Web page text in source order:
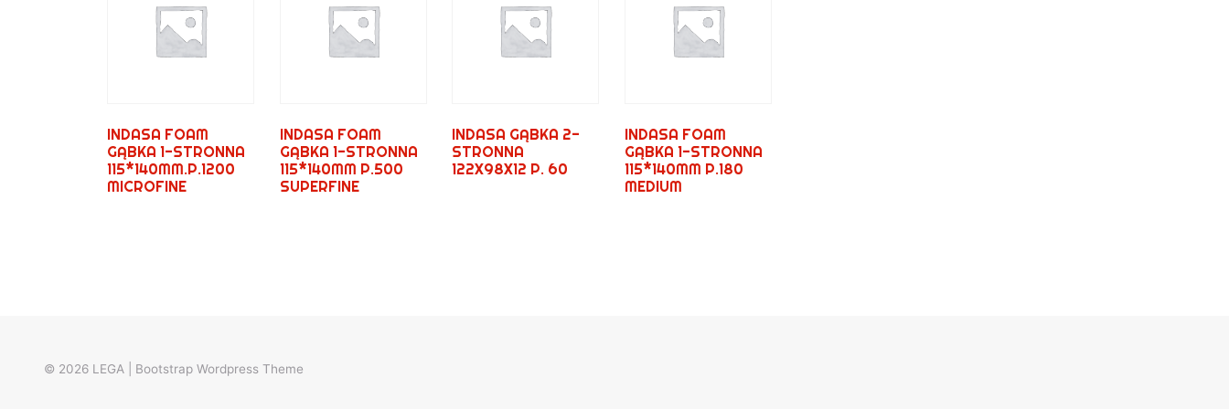
INDASA FOAM
GĄBKA 1-STRONNA
115*140MM.P.1200
MICROFINE
INDASA FOAM
GĄBKA 1-STRONNA
115*140MM P.500
SUPERFINE
INDASA GĄBKA 2-
STRONNA
122X98X12 P. 60
INDASA FOAM
GĄBKA 1-STRONNA
115*140MM P.180
MEDIUM
© 2026 LEGA Bootstrap Wordpress Theme